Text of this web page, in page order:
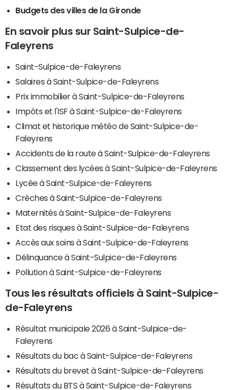
Budgets des villes de la Gironde
En savoir plus sur Saint-Sulpice-de-
Faleyrens
Saint-Sulpice-de-Faleyrens
Salaires à Saint-Sulpice-de-Faleyrens
Prix immobilier à Saint-Sulpice-de-Faleyrens
Impôts et l'ISF à Saint-Sulpice-de-Faleyrens
Climat et historique météo de Saint-Sulpice-de-
Faleyrens
Accidents de la route à Saint-Sulpice-de-Faleyrens
Classement des lycées à Saint-Sulpice-de-Faleyrens
Lycée à Saint-Sulpice-de-Faleyrens
Crèches à Saint-Sulpice-de-Faleyrens
Maternités à Saint-Sulpice-de-Faleyrens
Etat des risques à Saint-Sulpice-de-Faleyrens
Accès aux soins à Saint-Sulpice-de-Faleyrens
Délinquance à Saint-Sulpice-de-Faleyrens
Pollution à Saint-Sulpice-de-Faleyrens
Tous les résultats officiels à Saint-Sulpice-
de-Faleyrens
Résultat municipale 2026 à Saint-Sulpice-de-
Faleyrens
Résultats du bac à Saint-Sulpice-de-Faleyrens
Résultats du brevet à Saint-Sulpice-de-Faleyrens
Résultats du BTS à Saint-Sulpice-de-Faleyrens